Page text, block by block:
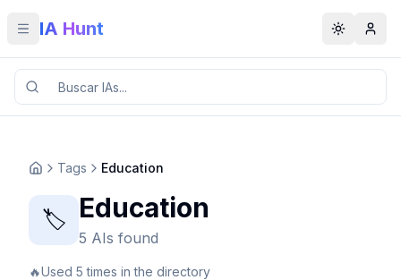
Toggle menu
IA Hunt Toggle
Tags Education
🏷️ Education
5 AIs found
🔥Used 5 times in the directory